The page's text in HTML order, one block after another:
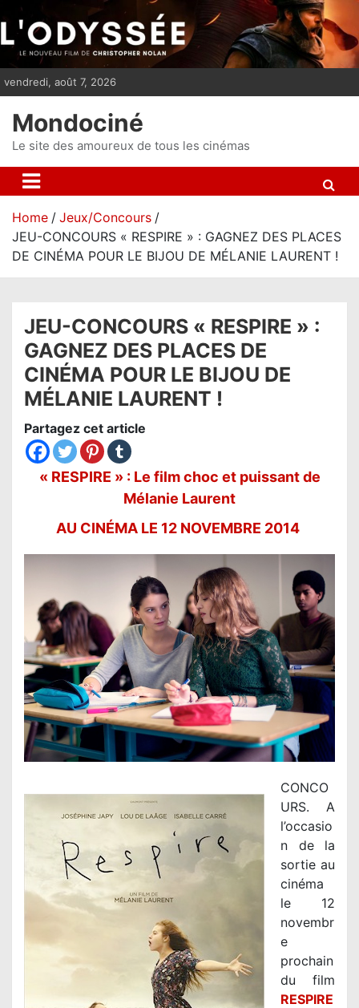
i
p
n
vendredi, août 7, 2026
Mondociné
Le site des amoureux de tous les cinémas
Home
Jeux/Concours
JEU-CONCOURS « RESPIRE » : GAGNEZ DES PLACES
DE CINÉMA POUR LE BIJOU DE MÉLANIE LAURENT !
JEU-CONCOURS « RESPIRE » :
GAGNEZ DES PLACES DE
CINÉMA POUR LE BIJOU DE
MÉLANIE LAURENT !
Partagez cet article
« RESPIRE » : Le film choc et puissant de
Mélanie Laurent
AU CINÉMA LE 12 NOVEMBRE 2014
CONCO
URS. A
l’occasio
n de la
sortie au
cinéma
le 12
novembr
e
prochain
du film
RESPIRE